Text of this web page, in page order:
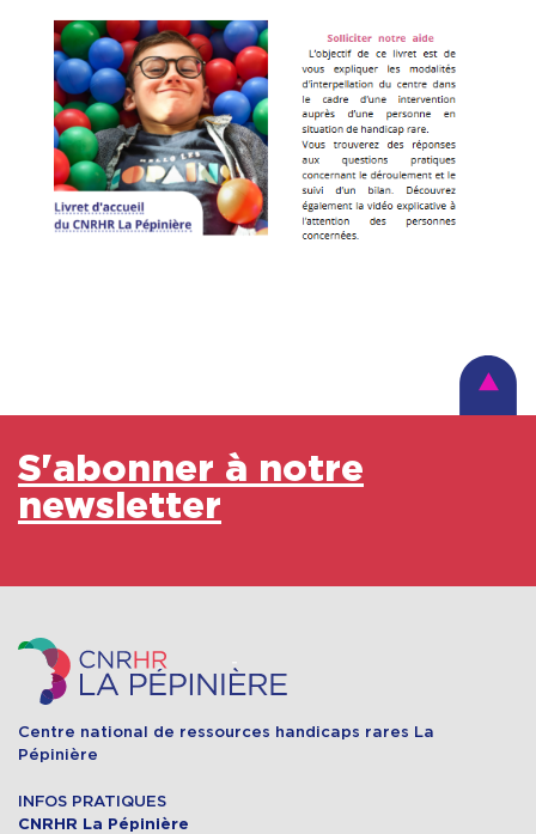
S'abonner à notre
newsletter
Centre national de ressources handicaps rares La
Pépinière
INFOS PRATIQUES
CNRHR La Pépinière